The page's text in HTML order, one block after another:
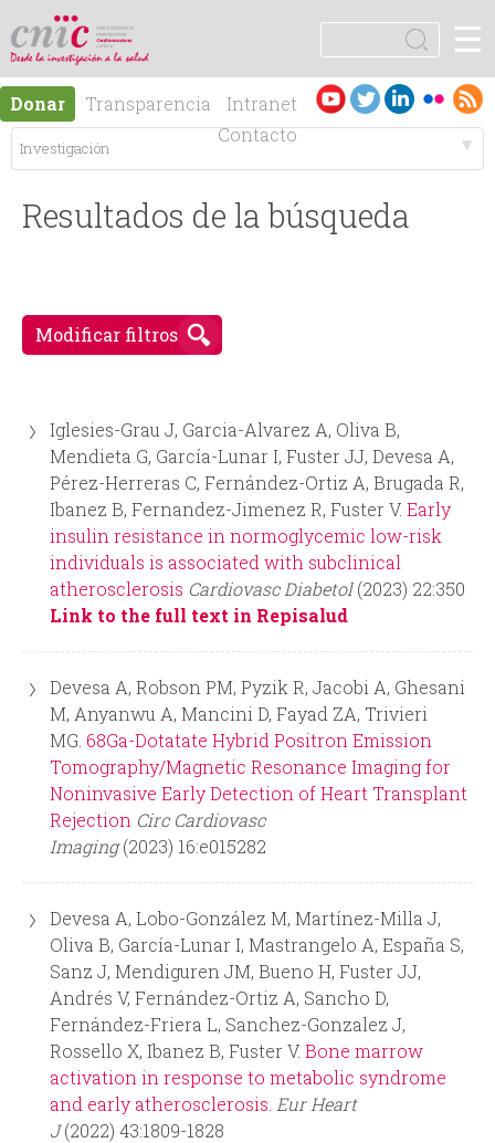
logotipo
En
gli
sh
Es
pa
ño
F
o
r
m
r
i
o
d
e
b
ú
u
e
d
a
u
s
c
r
Donar Transparencia
Intranet
Contacto
☰
M
eResultados de la búsqueda
Modificar filtros
Iglesies-Grau J, Garcia-Alvarez A, Oliva B,
Mendieta G, García-Lunar I, Fuster JJ, Devesa A,
Pérez-Herreras C, Fernández-Ortiz A, Brugada R,
Ibanez B, Fernandez-Jimenez R, Fuster V. Early
insulin resistance in normoglycemic low-risk
individuals is associated with subclinical
atherosclerosis Cardiovasc Diabetol(2023) 22:350
Link to the full text in Repisalud
Devesa A, Robson PM, Pyzik R, Jacobi A, Ghesani
M, Anyanwu A, Mancini D, Fayad ZA, Trivieri
MG. 68Ga-Dotatate Hybrid Positron Emission
Tomography/Magnetic Resonance Imaging for
Noninvasive Early Detection of Heart Transplant
Rejection Circ Cardiovasc
Imaging(2023) 16:e015282
Devesa A, Lobo-González M, Martínez-Milla J,
Oliva B, García-Lunar I, Mastrangelo A, España S,
Sanz J, Mendiguren JM, Bueno H, Fuster JJ,
Andrés V, Fernández-Ortiz A, Sancho D,
Fernández-Friera L, Sanchez-Gonzalez J,
Rossello X, Ibanez B, Fuster V. Bone marrow
activation in response to metabolic syndrome
and early atherosclerosis. Eur Heart
J(2022) 43:1809-1828